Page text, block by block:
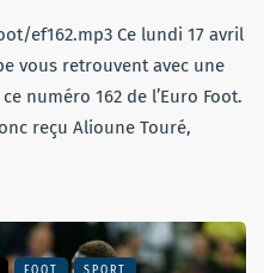
ef162.mp3 Ce lundi 17 avril
vous retrouvent avec une
numéro 162 de l’Euro Foot.
reçu Alioune Touré,